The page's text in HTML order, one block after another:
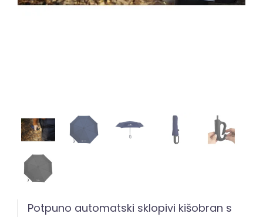
Potpuno automatski sklopivi kišobran s